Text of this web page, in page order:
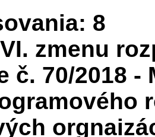
8
zmenu
č. 70/2018